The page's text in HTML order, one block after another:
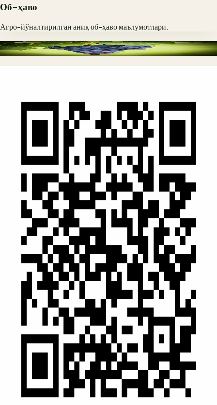
Об-ҳаво
Агро-йўналтирилган аниқ об-ҳаво маълумотлари.
Интерфейс билан танишинг
Мутлақо бепул таҳлил
Ўзбек тилидаги қулай интерфейс
QR-кодни сканерланг
Google Play дан
Юклаб олиш
Ушбу илова ёрдамида помидор ҳосилимни 30% га асраб